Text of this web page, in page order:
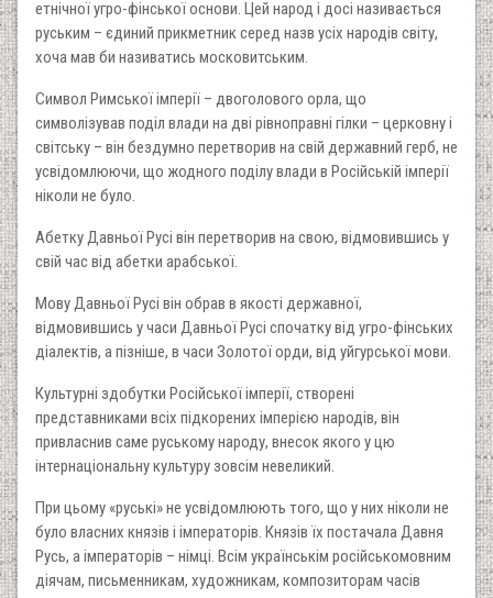
етнічної угро-фінської основи. Цей народ і досі називається
руським – єдиний прикметник серед назв усіх народів світу,
хоча мав би називатись московитським.
Символ Римської імперії – двоголового орла, що
символізував поділ влади на дві рівноправні гілки – церковну і
світську – він бездумно перетворив на свій державний герб, не
усвідомлюючи, що жодного поділу влади в Російській імперії
ніколи не було.
Абетку Давньої Русі він перетворив на свою, відмовившись у
свій час від абетки арабської.
Мову Давньої Русі він обрав в якості державної,
відмовившись у часи Давньої Русі спочатку від угро-фінських
діалектів, а пізніше, в часи Золотої орди, від уйгурської мови.
Культурні здобутки Російської імперії, створені
представниками всіх підкорених імперією народів, він
привласнив саме руському народу, внесок якого у цю
інтернаціональну культуру зовсім невеликий.
При цьому «руські» не усвідомлюють того, що у них ніколи не
було власних князів і імператорів. Князів їх постачала Давня
Русь, а імператорів – німці. Всім українськім російськомовним
діячам, письменникам, художникам, композиторам часів